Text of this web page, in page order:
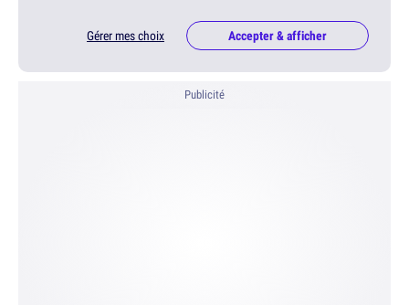
Gérer mes choix Accepter & afficher
Publicité